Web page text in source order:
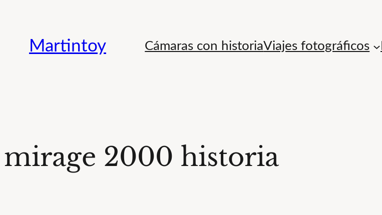
contenido
Martintoy Cámaras con historiaViajes fotográficos
mirage 2000 historia